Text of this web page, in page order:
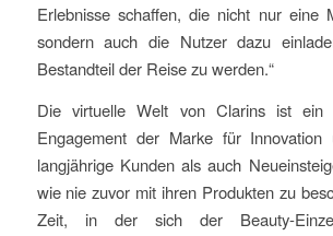
Erlebnisse schaffen, die nicht nur eine
sondern auch die Nutzer dazu
Bestandteil der Reise zu werden.“
Die virtuelle Welt von Clarins ist ein
Engagement der Marke für
langjährige Kunden als auch
wie nie zuvor mit ihren Produkten zu
Zeit, in der sich der Beauty-